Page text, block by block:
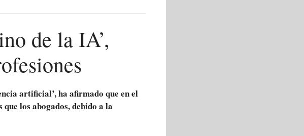
de la IA’,
artificial’, ha afirmado que en el
los abogados, debido a la